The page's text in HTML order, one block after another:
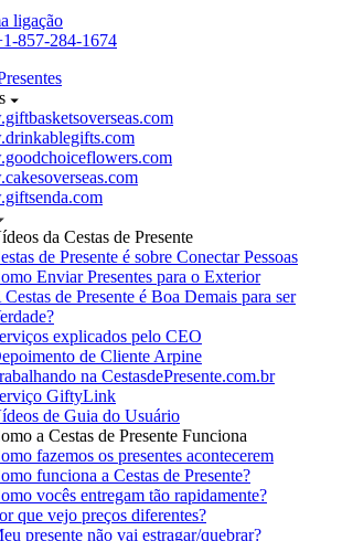
ligação
857-284-1674
da Cestas de Presente
de Presente é sobre Conectar Pessoas
Enviar Presentes para o Exterior
Cestas de Presente é Boa Demais para ser
explicados pelo CEO
de Cliente Arpine
na CestasdePresente.com.br
GiftyLink
de Guia do Usuário
a Cestas de Presente Funciona
fazemos os presentes acontecerem
funciona a Cestas de Presente?
vocês entregam tão rapidamente?
que vejo preços diferentes?
presente não vai estragar/quebrar?